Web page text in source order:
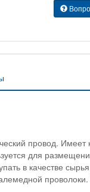
провод. Имеет
для
в качестве